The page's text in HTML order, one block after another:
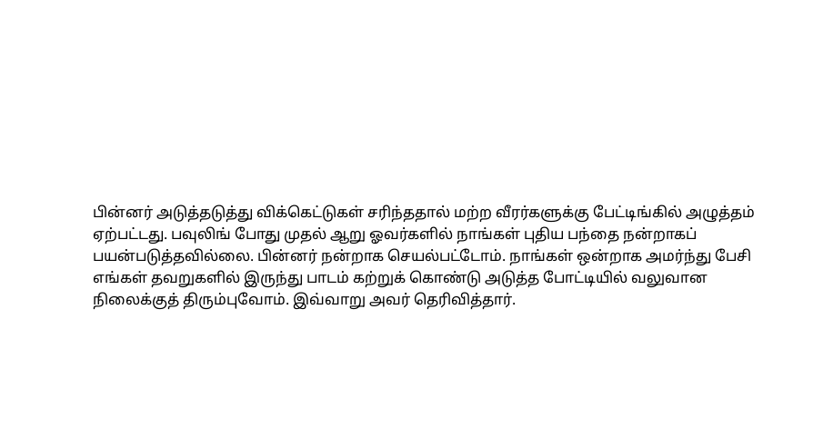
பின்னர் அடுத்தடுத்து விக்கெட்டுகள் சரிந்ததால் மற்ற வீரர்களுக்கு பேட்டிங்கில் அழுத்தம்
ஏற்பட்டது. பவுலிங் போது முதல் ஆறு ஓவர்களில் நாங்கள் புதிய பந்தை நன்றாகப்
பயன்படுத்தவில்லை. பின்னர் நன்றாக செயல்பட்டோம். நாங்கள் ஒன்றாக அமர்ந்து பேசி
எங்கள் தவறுகளில் இருந்து பாடம் கற்றுக் கொண்டு அடுத்த போட்டியில் வலுவான
நிலைக்குத் திரும்புவோம். இவ்வாறு அவர் தெரிவித்தார்.